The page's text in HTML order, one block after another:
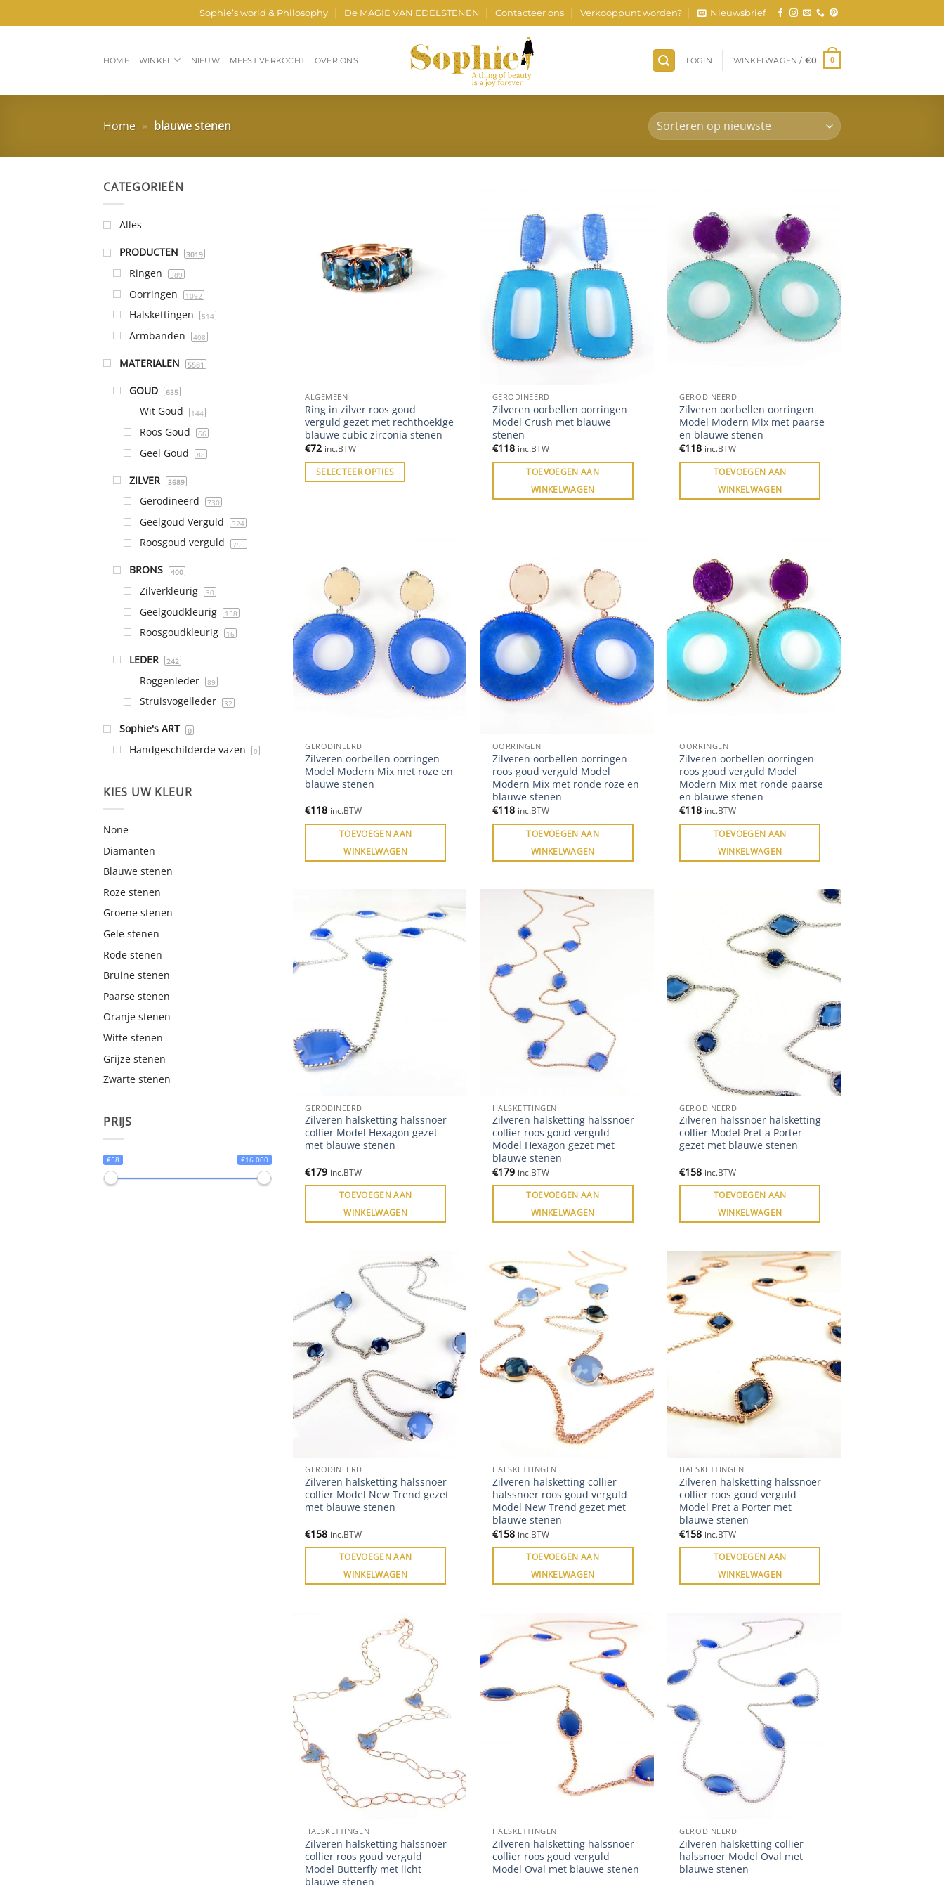
naar
Sophie’s world & Philosophy De MAGIE VAN EDELSTENEN Contacteer ons Verkooppunt worden? Nieuwsbrief
HOME WINKEL NIEUW MEEST VERKOCHT OVER ONS LOGIN WINKELWAGEN / €0 0
Home » blauwe stenen
CATEGORIEËN
Alles
PRODUCTEN 3019
Ringen 389
Oorringen 1092
Halskettingen 514
Armbanden 408
MATERIALEN 5581
GOUD 635
Wit Goud 144
Roos Goud 66
Geel Goud 88
ZILVER 3689
Gerodineerd 730
Geelgoud Verguld 324
Roosgoud verguld 795
BRONS 400
Zilverkleurig 30
Geelgoudkleurig 158
Roosgoudkleurig 16
LEDER 242
Roggenleder 89
Struisvogelleder 32
Sophie's ART 0
Handgeschilderde vazen 0
KIES UW KLEUR
None
Diamanten
Blauwe stenen
Roze stenen
Groene stenen
Gele stenen
Rode stenen
Bruine stenen
Paarse stenen
Oranje stenen
Witte stenen
Grijze stenen
Zwarte stenen
PRIJS
€58 €16 000
ALGEMEEN
Ring in zilver roos goud
verguld gezet met rechthoekige
blauwe cubic zirconia stenen
€72 inc.BTW
SELECTEER OPTIES
GERODINEERD
Zilveren oorbellen oorringen
Model Crush met blauwe
stenen
€118 inc.BTW
TOEVOEGEN AAN
WINKELWAGEN
GERODINEERD
Zilveren oorbellen oorringen
Model Modern Mix met paarse
en blauwe stenen
€118 inc.BTW
TOEVOEGEN AAN
WINKELWAGEN
GERODINEERD
Zilveren oorbellen oorringen
Model Modern Mix met roze en
blauwe stenen
€118 inc.BTW
TOEVOEGEN AAN
WINKELWAGEN
OORRINGEN
Zilveren oorbellen oorringen
roos goud verguld Model
Modern Mix met ronde roze en
blauwe stenen
€118 inc.BTW
TOEVOEGEN AAN
WINKELWAGEN
OORRINGEN
Zilveren oorbellen oorringen
roos goud verguld Model
Modern Mix met ronde paarse
en blauwe stenen
€118 inc.BTW
TOEVOEGEN AAN
WINKELWAGEN
GERODINEERD
Zilveren halsketting halssnoer
collier Model Hexagon gezet
met blauwe stenen
€179 inc.BTW
TOEVOEGEN AAN
WINKELWAGEN
HALSKETTINGEN
Zilveren halsketting halssnoer
collier roos goud verguld
Model Hexagon gezet met
blauwe stenen
€179 inc.BTW
TOEVOEGEN AAN
WINKELWAGEN
GERODINEERD
Zilveren halssnoer halsketting
collier Model Pret a Porter
gezet met blauwe stenen
€158 inc.BTW
TOEVOEGEN AAN
WINKELWAGEN
GERODINEERD
Zilveren halsketting halssnoer
collier Model New Trend gezet
met blauwe stenen
€158 inc.BTW
TOEVOEGEN AAN
WINKELWAGEN
HALSKETTINGEN
Zilveren halsketting collier
halssnoer roos goud verguld
Model New Trend gezet met
blauwe stenen
€158 inc.BTW
TOEVOEGEN AAN
WINKELWAGEN
HALSKETTINGEN
Zilveren halsketting halssnoer
collier roos goud verguld
Model Pret a Porter met
blauwe stenen
€158 inc.BTW
TOEVOEGEN AAN
WINKELWAGEN
HALSKETTINGEN
Zilveren halsketting halssnoer
collier roos goud verguld
Model Butterfly met licht
blauwe stenen
HALSKETTINGEN
Zilveren halsketting halssnoer
collier roos goud verguld
Model Oval met blauwe stenen
GERODINEERD
Zilveren halsketting collier
halssnoer Model Oval met
blauwe stenen